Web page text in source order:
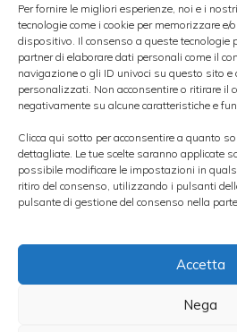
Per fornire le migliori esperienze, noi e i
tecnologie come i cookie per memorizzare e/
dispositivo. Il consenso a queste tecnologie
partner di elaborare dati personali come il
navigazione o gli ID univoci su questo sito e
personalizzati. Non acconsentire o ritirare il
negativamente su alcune caratteristiche e
Clicca qui sotto per acconsentire a quanto
dettagliate. Le tue scelte saranno applicate
possibile modificare le impostazioni in
ritiro del consenso, utilizzando i pulsanti
pulsante di gestione del consenso nella
Accetta
Nega
Unicredit, secondo cui
Roberto Colaninno
potenziale di crescita,
banca ha ipotizzato a
stime da parte del
Decisione analoga è
settimane fa anche da
alzato il rating sul
“hold” a “buy” e il target